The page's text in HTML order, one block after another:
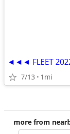
7/13 1mi
more from